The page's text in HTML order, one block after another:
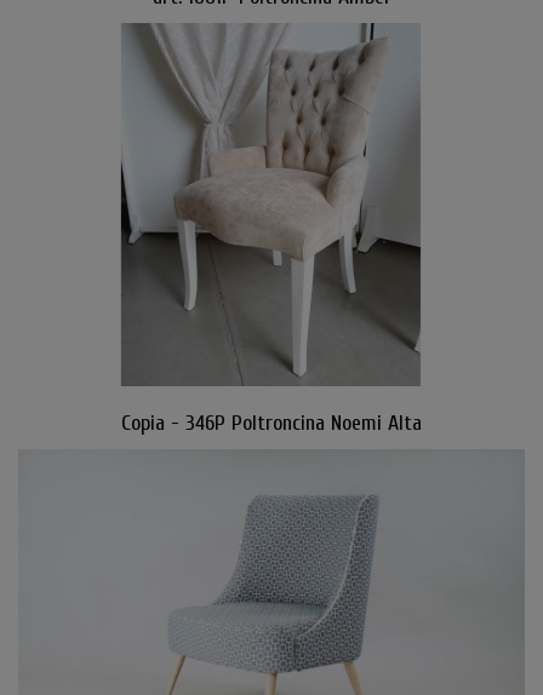
Copia - 346P Poltroncina Noemi Alta